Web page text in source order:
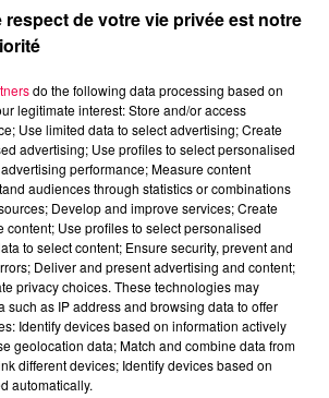
19h-4.mp3
respect de votre vie privée est notre
do the following data processing based on
legitimate interest: Store and/or access
Use limited data to select advertising; Create
advertising; Use profiles to select personalised
performance; Measure content
audiences through statistics or combinations
Develop and improve services; Create
content; Use profiles to select personalised
to select content; Ensure security, prevent and
Deliver and present advertising and content;
privacy choices. These technologies may
such as IP address and browsing data to offer
Identify devices based on information actively
geolocation data; Match and combine data from
different devices; Identify devices based on
automatically.